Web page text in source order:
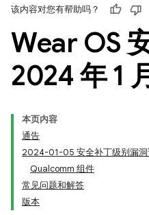
该内容对您有帮助吗？
Wear OS
2024 年 1
本页内容
通告
2024-01-05 安全补丁级别漏洞
Qualcomm 组件
常见问题和解答
版本